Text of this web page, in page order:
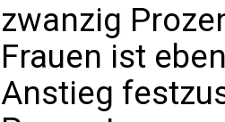
zwanzig
Frauen ist
Anstieg